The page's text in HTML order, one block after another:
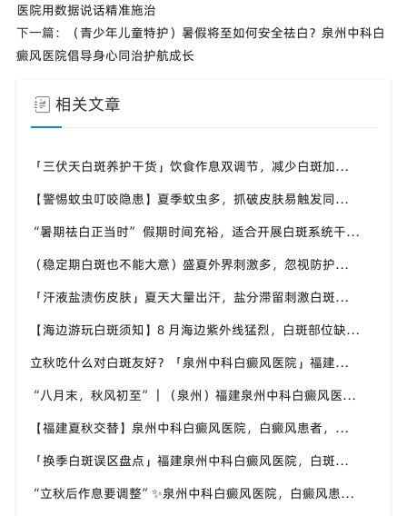
医院用数据说话精准施治
下一篇：
（青少年儿童特护）暑假将至如何安全祛白？泉州中科白
癜风医院倡导身心同治护航成长
相关文章
「三伏天白斑养护干货」饮食作息双调节，减少白斑加重诱因，福建泉州中科白癜风医院为福建白斑群体科普实用知识
【警惕蚊虫叮咬隐患】夏季蚊虫多，抓破皮肤易触发同形反应，福建泉州中科白癜风医院提醒白癜风患者做好防蚊护理
“暑期祛白正当时” 假期时间充裕，适合开展白斑系统干预，福建泉州中科白癜风医院分型分期定制白斑康复方案
（稳定期白斑也不能大意）盛夏外界刺激多，忽视防护也会复发，福建泉州中科白癜风医院分享白癜风夏季维持护理知识
「汗液盐渍伤皮肤」夏天大量出汗，盐分滞留刺激白斑患处，福建泉州中科白癜风医院讲解白癜风患者夏日皮肤清洁要点
【海边游玩白斑须知】8 月海边紫外线猛烈，白斑部位缺少黑色素保护，福建泉州中科白癜风医院科普出游白斑防护方案
立秋吃什么对白斑友好？「泉州中科白癜风医院」福建白癜风患者饮食不要盲目忌口
“八月末，秋风初至”｜（泉州）福建泉州中科白癜风医院，聊聊白癜风换季防护关键点
【福建夏秋交替】泉州中科白癜风医院，白癜风患者，入秋之后洗澡习惯也要多注意
「换季白斑误区盘点」福建泉州中科白癜风医院，白斑消长多变，科学对待才是正道
“立秋后作息要调整”✨泉州中科白癜风医院，白癜风患者，不良作息会影响皮肤状态